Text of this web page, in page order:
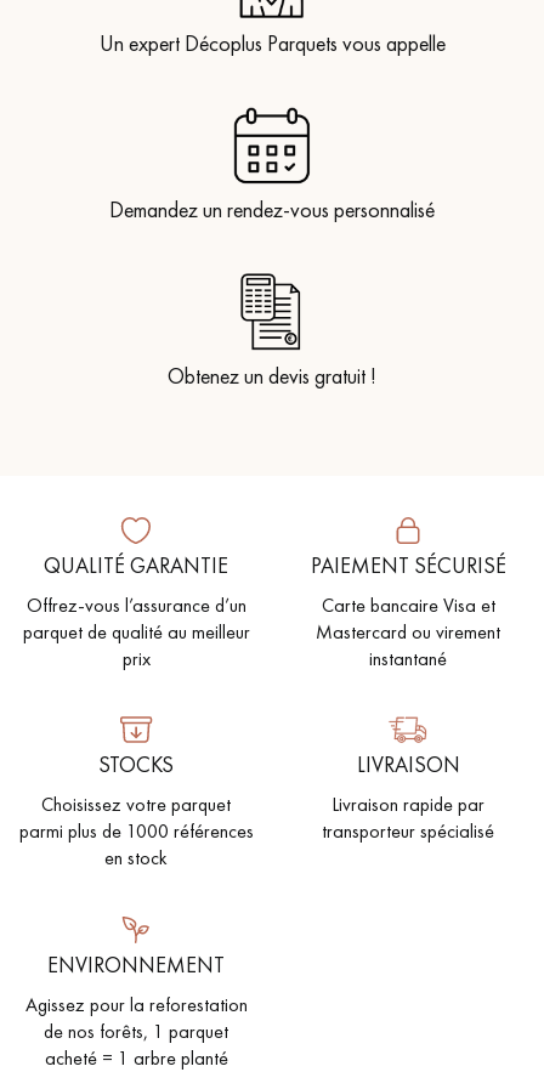
Un expert Décoplus Parquets vous appelle
Demandez un rendez-vous personnalisé
Obtenez un devis gratuit !
QUALITÉ GARANTIE
Offrez-vous l’assurance d’un
parquet de qualité au meilleur
prix
PAIEMENT SÉCURISÉ
Carte bancaire Visa et
Mastercard ou virement
instantané
STOCKS
Choisissez votre parquet
parmi plus de 1000 références
en stock
LIVRAISON
Livraison rapide par
transporteur spécialisé
ENVIRONNEMENT
Agissez pour la reforestation
de nos forêts, 1 parquet
acheté = 1 arbre planté